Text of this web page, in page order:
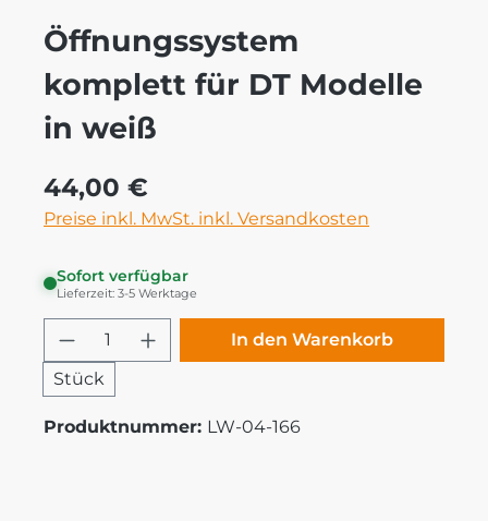
Öffnungssystem
komplett für DT Modelle
in weiß
Regulärer Preis:
44,00 €
Preise inkl. MwSt. inkl. Versandkosten
Sofort verfügbar
Lieferzeit: 3-5 Werktage
Produkt Anzahl: Gib den
Stück
In den Warenkorb
Produktnummer: LW-04-166